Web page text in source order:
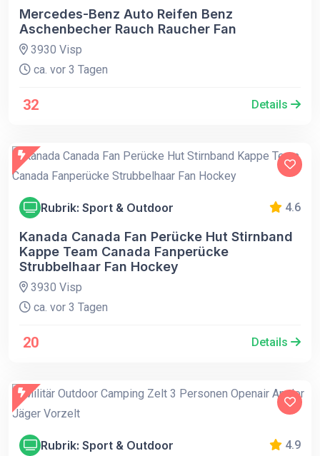
Mercedes-Benz Auto Reifen Benz
Aschenbecher Rauch Raucher Fan
3930 Visp
ca. vor 3 Tagen
32 Details
Rubrik: Sport & Outdoor 4.6
Kanada Canada Fan Perücke Hut Stirnband
Kappe Team Canada Fanperücke
Strubbelhaar Fan Hockey
3930 Visp
ca. vor 3 Tagen
20 Details
Rubrik: Sport & Outdoor 4.9